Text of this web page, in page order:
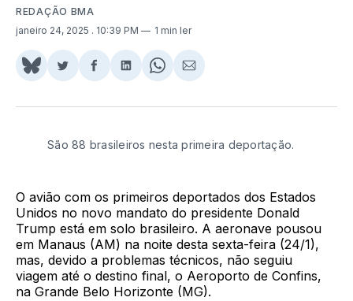
REDAÇÃO BMA
janeiro 24, 2025 . 10:39 PM 1 min ler
Share
BlueSky
Compartilhar
Twitter
Compartilhar
Facebook
Compartilhar
LinkedIn
Share
WhatsApp
Compartilhar
Email
São 88 brasileiros nesta primeira deportação.
O avião com os primeiros deportados dos Estados
Unidos no novo mandato do presidente Donald
Trump está em solo brasileiro. A aeronave pousou
em Manaus (AM) na noite desta sexta-feira (24/1),
mas, devido a problemas técnicos, não seguiu
viagem até o destino final, o Aeroporto de Confins,
na Grande Belo Horizonte (MG).